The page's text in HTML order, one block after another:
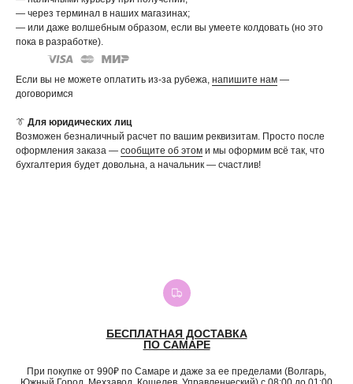
— через терминал в наших магазинах;
— или даже волшебным образом, если вы умеете колдовать (но это
пока в разработке).
Если вы не можете оплатить из-за рубежа, напишите нам —
договоримся
👔 Для юридических лиц
Возможен безналичный расчет по вашим реквизитам. Просто после
оформления заказа — сообщите об этом и мы оформим всё так, что
бухгалтерия будет довольна, а начальник — счастлив!
БЕСПЛАТНАЯ ДОСТАВКА
ПО САМАРЕ
При покупке от 990₽ по Самаре и даже за ее пределами (Волгарь,